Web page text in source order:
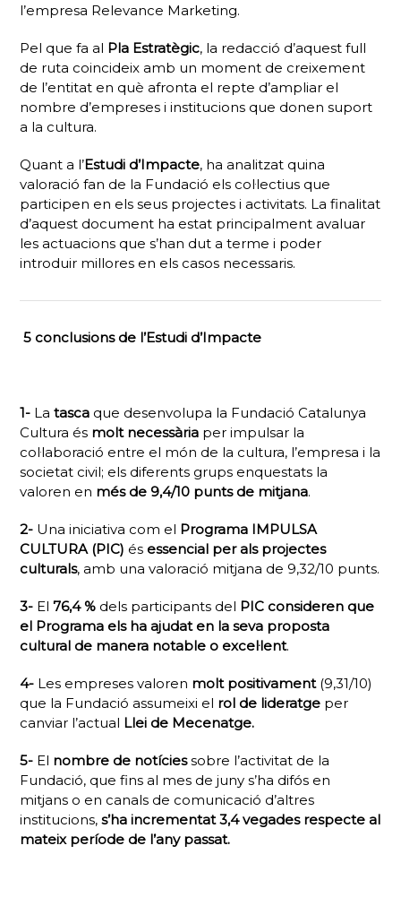
l’empresa Relevance Marketing.
Pel que fa al Pla Estratègic, la redacció d’aquest full
de ruta coincideix amb un moment de creixement
de l’entitat en què afronta el repte d’ampliar el
nombre d’empreses i institucions que donen suport
a la cultura.
Quant a l’Estudi d’Impacte, ha analitzat quina
valoració fan de la Fundació els col·lectius que
participen en els seus projectes i activitats. La finalitat
d’aquest document ha estat principalment avaluar
les actuacions que s’han dut a terme i poder
introduir millores en els casos necessaris.
5 conclusions de l’Estudi d’Impacte
1- Latasca que desenvolupa la Fundació Catalunya
Cultura és molt necessària per impulsar la
col·laboració entre el món de la cultura, l’empresa i la
societat civil; els diferents grups enquestats la
valoren en més de 9,4/10 punts de mitjana.
2- Una iniciativa com el Programa IMPULSA
CULTURA (PIC) és essencial per als projectes
culturals, amb una valoració mitjana de 9,32/10 punts.
3- El76,4 % dels participants del PIC consideren que
el Programa els ha ajudat en la seva proposta
cultural de manera notable o excel·lent.
4- Les empreses valoren molt positivament(9,31/10)
que la Fundació assumeixi el rol de lideratge per
canviar l’actual Llei de Mecenatge.
5- El nombre de notíciessobre l’activitat de la
Fundació, que fins al mes de juny s’ha difós en
mitjans o en canals de comunicació d’altres
institucions,s’ha incrementat 3,4 vegades respecte al
mateix període de l’any passat.